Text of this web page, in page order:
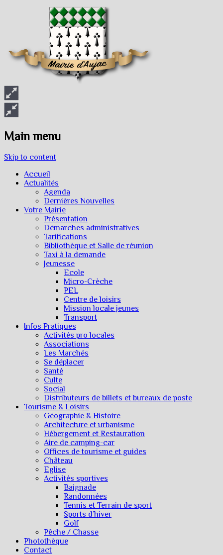
Main menu
Skip to content
Accueil
Actualités
Agenda
Dernières Nouvelles
Votre Mairie
Présentation
Démarches administratives
Tarifications
Bibliothèque et Salle de réunion
Taxi à la demande
Jeunesse
Ecole
Micro-Crèche
PEL
Centre de loisirs
Mission locale jeunes
Transport
Infos Pratiques
Activités pro locales
Associations
Les Marchés
Se déplacer
Santé
Culte
Social
Distributeurs de billets et bureaux de poste
Tourisme & Loisirs
Géographie & Histoire
Architecture et urbanisme
Hébergement et Restauration
Aire de camping-car
Offices de tourisme et guides
Château
Eglise
Activités sportives
Baignade
Randonnées
Tennis et Terrain de sport
Sports d’hiver
Golf
Pêche / Chasse
Photothèque
Contact